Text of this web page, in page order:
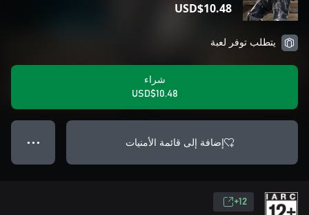
USD$10.48
يتطلب توفر لعبة
شراء
USD$10.48
إضافة إلى قائمة الأمنيات ● ● ●
12+